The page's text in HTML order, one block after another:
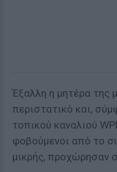
Έξαλλη η μητέρα της
περιστατικό και,
τοπικού καναλιού
φοβούμενοι από το
μικρής, προχώρησαν